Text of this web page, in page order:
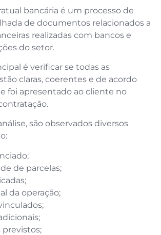
bancária é um processo de
de documentos relacionados a
realizadas com bancos e
do setor.
é verificar se todas as
claras, coerentes e de acordo
foi apresentado ao cliente no
são observados diversos
de parcelas;
da operação;
previstos;